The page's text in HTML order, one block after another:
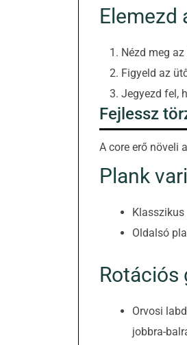
Elemezd
Nézd meg
Figyeld az
Jegyezd fel,
Fejlessz
A core erő növeli
Plank
Klasszikus
Oldalsó
Rotációs
Orvosi
jobbra-